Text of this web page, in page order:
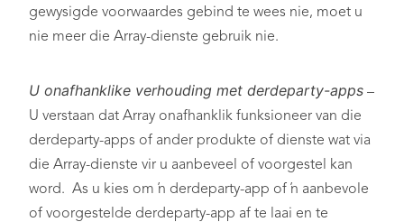
gewysigde voorwaardes gebind te wees nie, moet u
nie meer die Array-dienste gebruik nie.
U onafhanklike verhouding met derdeparty-apps –
U verstaan dat Array onafhanklik funksioneer van die
derdeparty-apps of ander produkte of dienste wat via
die Array-dienste vir u aanbeveel of voorgestel kan
word. As u kies om ’n derdeparty-app of ’n aanbevole
of voorgestelde derdeparty-app af te laai en te